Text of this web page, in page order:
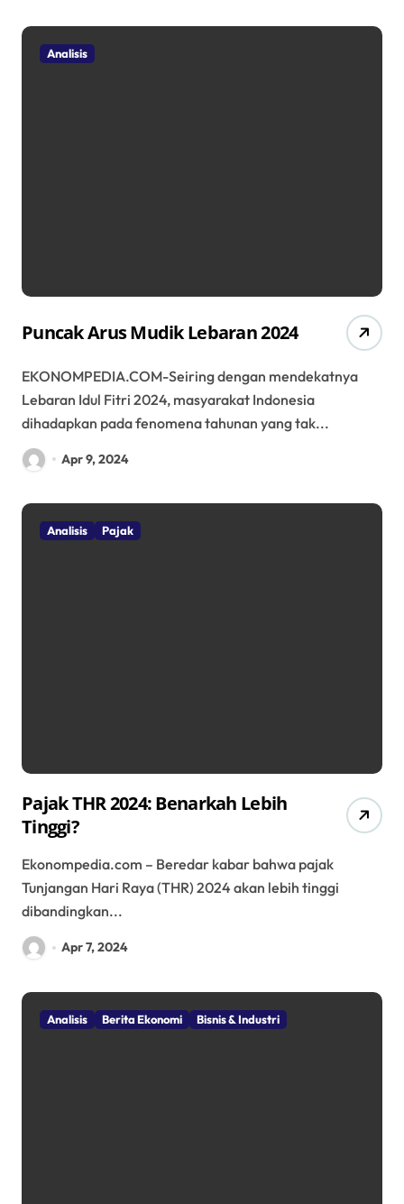
Analisis
Puncak Arus Mudik Lebaran 2024
EKONOMPEDIA.COM-Seiring dengan mendekatnya
Lebaran Idul Fitri 2024, masyarakat Indonesia
dihadapkan pada fenomena tahunan yang tak...
Apr 9, 2024
Analisis Pajak
Pajak THR 2024: Benarkah Lebih
Tinggi?
Ekonompedia.com – Beredar kabar bahwa pajak
Tunjangan Hari Raya (THR) 2024 akan lebih tinggi
dibandingkan...
Apr 7, 2024
Analisis Berita Ekonomi Bisnis & Industri